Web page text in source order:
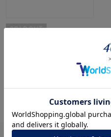
SOLDOUT
K18ピンクゴールド ネッ
¥46,200(tax in)